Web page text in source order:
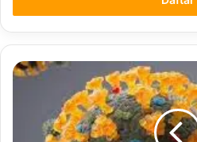
Pemerintah
Terburuk
Pandemi